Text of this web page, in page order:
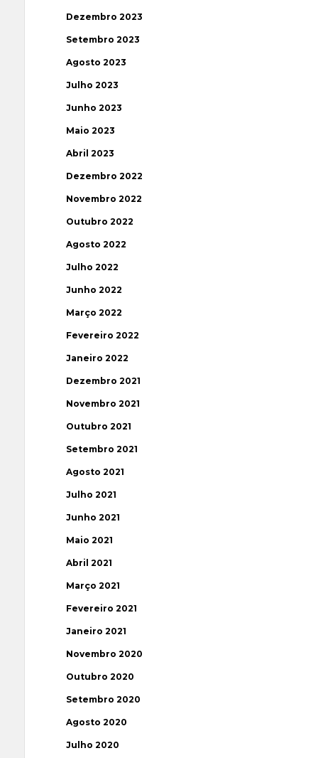
Dezembro 2023
Setembro 2023
Agosto 2023
Julho 2023
Junho 2023
Maio 2023
Abril 2023
Dezembro 2022
Novembro 2022
Outubro 2022
Agosto 2022
Julho 2022
Junho 2022
Março 2022
Fevereiro 2022
Janeiro 2022
Dezembro 2021
Novembro 2021
Outubro 2021
Setembro 2021
Agosto 2021
Julho 2021
Junho 2021
Maio 2021
Abril 2021
Março 2021
Fevereiro 2021
Janeiro 2021
Novembro 2020
Outubro 2020
Setembro 2020
Agosto 2020
Julho 2020